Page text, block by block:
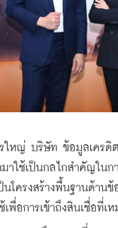
ใหญ่ บริษัท ข้อมูลเครดิ
ใช้เป็นกลไกสำคัญใน
โครงสร้างพื้นฐานด้าน
พื่อการเข้าถึงสินเชื่อที่เ